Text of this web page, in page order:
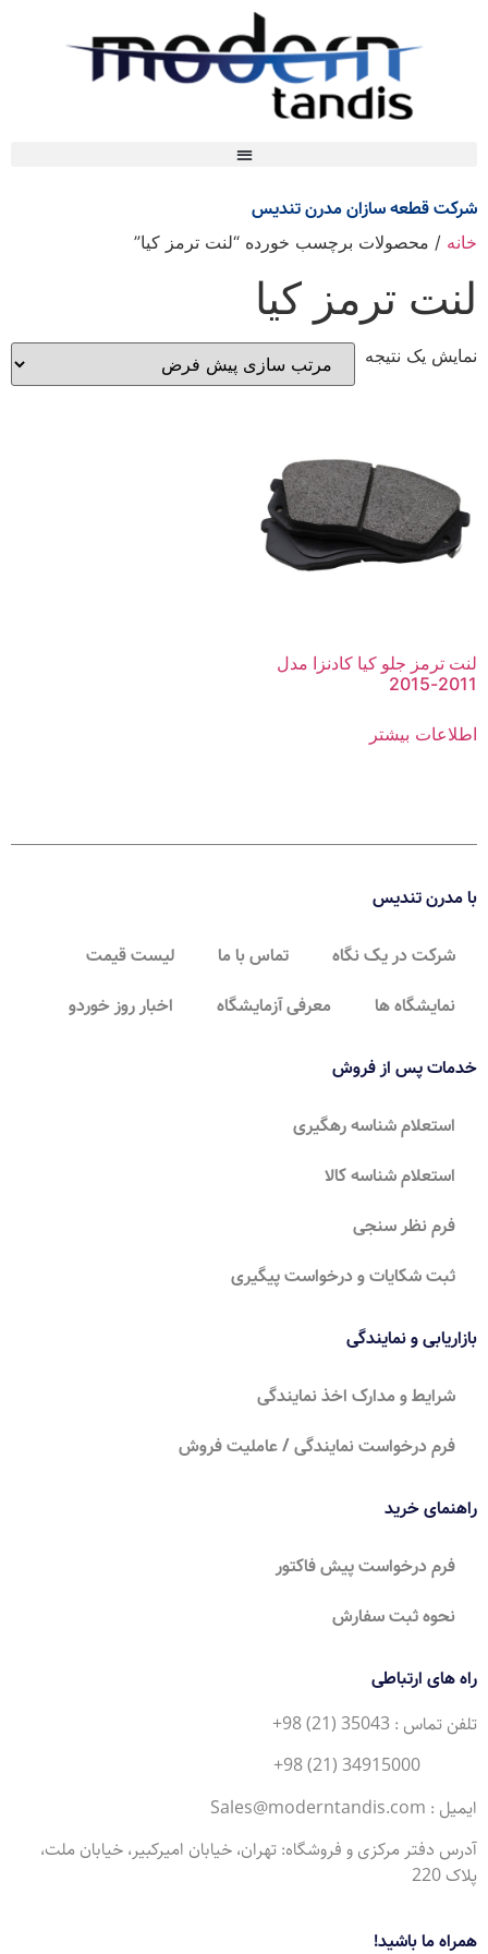
شرکت قطعه سازان مدرن تندیس
خانه / محصولات برچسب خورده “لنت ترمز کیا”
لنت ترمز کیا
نمایش یک نتیجه
لنت ترمز جلو کیا کادنزا مدل
2011-2015
اطلاعات بیشتر
با مدرن تندیس
شرکت در یک نگاه تماس با ما
لیست قیمت
نمایشگاه ها
معرفی آزمایشگاه اخبار روز خوردو
خدمات پس از فروش
استعلام شناسه رهگیری
استعلام شناسه کالا
فرم نظر سنجی
ثبت شکایات و درخواست پیگیری
بازاریابی و نمایندگی
شرایط و مدارک اخذ نمایندگی
فرم درخواست نمایندگی / عاملیت فروش
راهنمای خرید
فرم درخواست پیش فاکتور
نحوه ثبت سفارش
راه های ارتباطی
تلفن تماس : 35043 (21) 98+
ایمیل : Sales@moderntandis.com
آدرس دفتر مرکزی و فروشگاه: تهران، خیابان امیرکبیر، خیابان ملت،
پلاک 220
همراه ما باشید!